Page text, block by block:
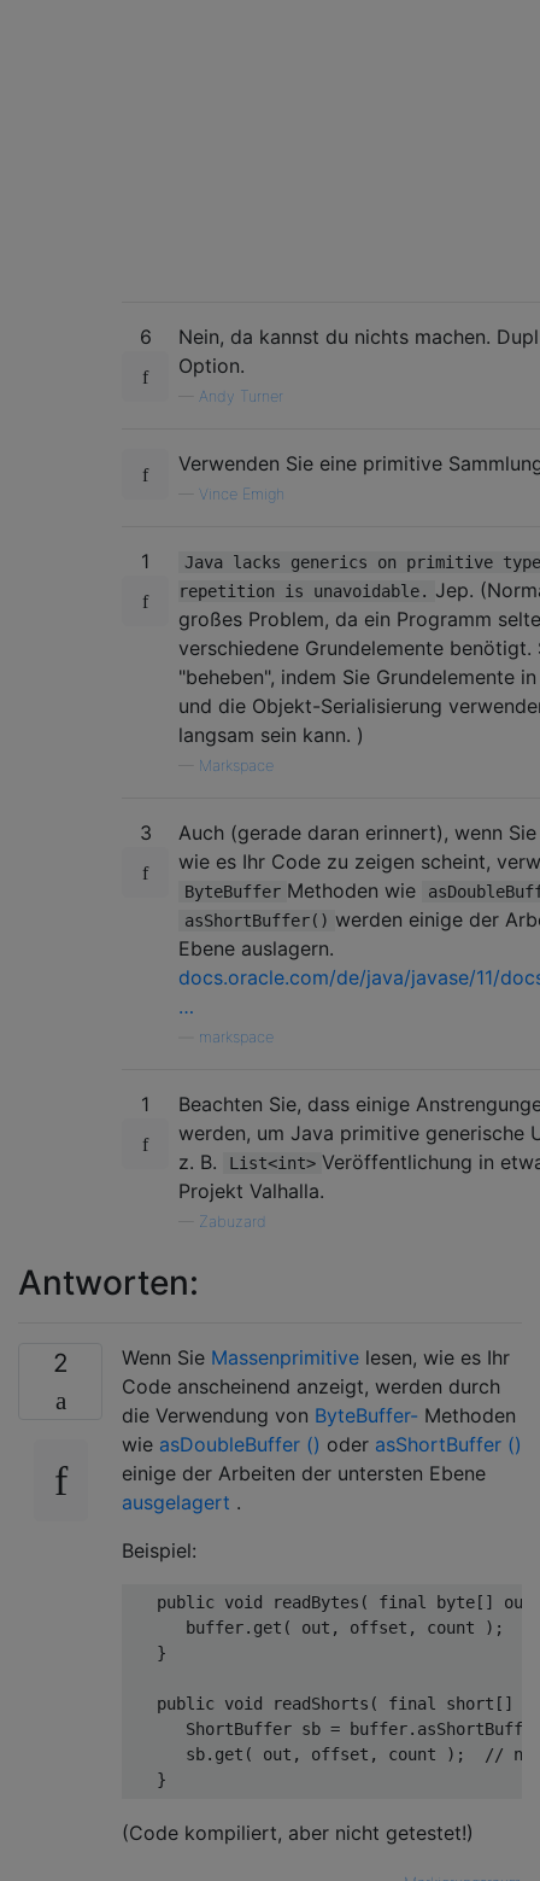
6
Nein, da kannst du nichts machen.
Option.
Andy Turner
Verwenden Sie eine primitive
Vince Emigh
1
Java lacks generics on primitive
repetition is unavoidable. Jep.
großes Problem, da ein Programm
verschiedene Grundelemente benötigt.
"beheben", indem Sie Grundelemente
und die Objekt-Serialisierung
langsam sein kann. )
Markspace
3
Auch (gerade daran erinnert), wenn
wie es Ihr Code zu zeigen scheint,
ByteBuffer Methoden wie
asShortBuffer() werden einige der
Ebene auslagern.
docs.oracle.com/de/java/javase/11/
…
markspace
1
Beachten Sie, dass einige
werden, um Java primitive generische
z. B.
List<int> Veröffentlichung in
Projekt Valhalla.
Zabuzard
Antworten:
2 Wenn Sie Massenprimitive lesen, wie es Ihr
Code anscheinend anzeigt, werden durch
die Verwendung von ByteBuffer- Methoden
wie asDoubleBuffer () oder asShortBuffer ()
einige der Arbeiten der untersten Ebene
ausgelagert .
Beispiel:
public void readBytes ( final byte[] out
      buffer
. get ( out , offset , count );
}
public void readShorts ( final short []
ShortBuffer sb = buffer.
      sb
. get ( out , offset , count );
//
}
(Code kompiliert, aber nicht getestet!)